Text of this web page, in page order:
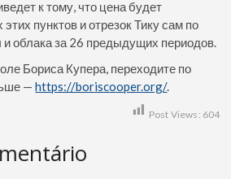
к тому, что цена будет
пунктов и отрезок Тику сам по
облака за 26 предыдущих периодов.
Бориса Купера, переходите по
—https://boriscooper.org/.
Post Views: 604